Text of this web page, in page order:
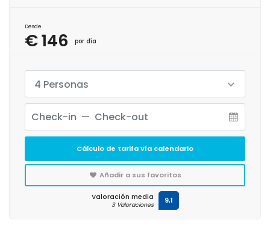
Desde
€ 146 por día
4 Personas
Cálculo de tarifa vía calendario
Añadir a sus favoritos
Valoración media
3 Valoraciones 9,1